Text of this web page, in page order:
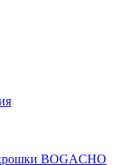
BOGACHO